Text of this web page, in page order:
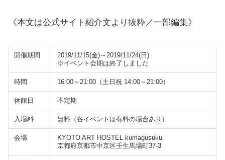
《本文は公式サイト紹介文より抜粋／一部編集》
開催期間
2019/11/15(金)～2019/11/24(日)
※イベント会期は終了しました
時間 16:00～21:00（土日祝 14:00～21:00）
休館日 不定期
入場料 無料（各イベントは有料の場合あり）
会場
KYOTO ART HOSTEL kumagusuku
京都府京都市中京区壬生馬場町37-3